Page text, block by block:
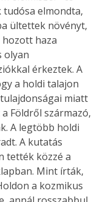
elmondta,
ültettek növényt,
haza
olyan
érkeztek. A
a holdi talajon
miatt
Földről származó,
A legtöbb holdi
A kutatás
tették közzé a
Mint írták,
a kozmikus